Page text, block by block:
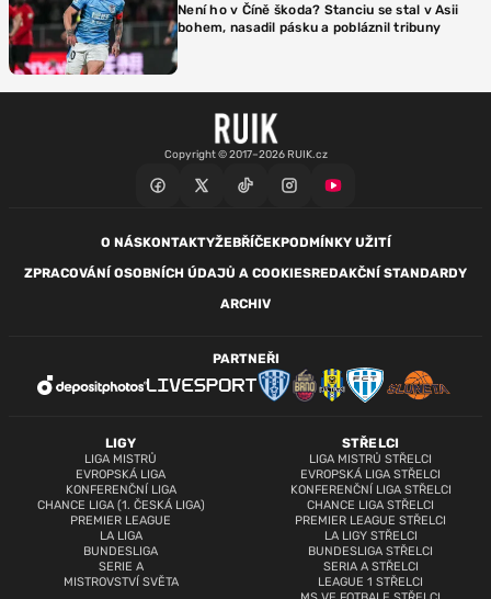
Není ho v Číně škoda? Stanciu se stal v Asii
bohem, nasadil pásku a pobláznil tribuny
Copyright © 2017–2026 RUIK.cz
O NÁSKONTAKTYŽEBŘÍČEKPODMÍNKY UŽITÍ
ZPRACOVÁNÍ OSOBNÍCH ÚDAJŮ A COOKIESREDAKČNÍ STANDARDY
ARCHIV
LIGY
LIGA MISTRŮ
EVROPSKÁ LIGA
KONFERENČNÍ LIGA
CHANCE LIGA (1. ČESKÁ LIGA)
PREMIER LEAGUE
LA LIGA
BUNDESLIGA
SERIE A
MISTROVSTVÍ SVĚTA
STŘELCI
LIGA MISTRŮ STŘELCI
EVROPSKÁ LIGA STŘELCI
KONFERENČNÍ LIGA STŘELCI
CHANCE LIGA STŘELCI
PREMIER LEAGUE STŘELCI
LA LIGY STŘELCI
BUNDESLIGA STŘELCI
SERIA A STŘELCI
LEAGUE 1 STŘELCI
PARTNEŘI